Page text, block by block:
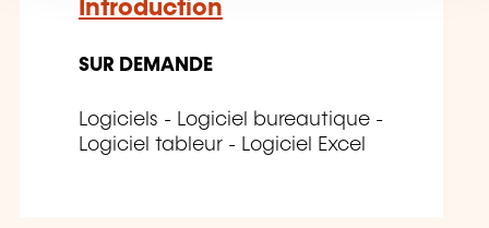
Introduction
SUR DEMANDE
Logiciels - Logiciel bureautique -
Logiciel tableur - Logiciel Excel